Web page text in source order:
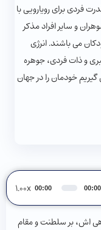
فردی برای رویارویی با
و سایر افراد مذکر
می باشند. انرژی
و ذات فردی، جوهره
گیریم خودمان را در جهان
00:00
00:00
1.00x
اش، بر سلطنت و مقام